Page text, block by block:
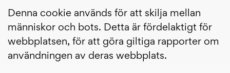
Denna cookie används för att skilja mellan
människor och bots. Detta är fördelaktigt för
webbplatsen, för att göra giltiga rapporter om
användningen av deras webbplats.